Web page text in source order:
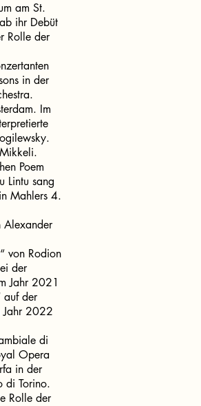
am St.
ihr Debüt
Rolle der
in der
Im
Poem
Lintu sang
Mahlers 4.
Alexander
von Rodion
der
Jahr 2021
auf der
Jahr 2022
di
Opera
in der
di Torino.
Rolle der